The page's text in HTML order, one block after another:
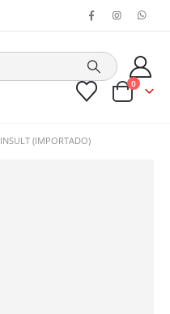
0
INSULT (IMPORTADO)